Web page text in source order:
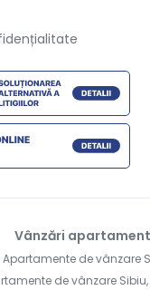
Vânzări
Apartamente de vânzare
de vânzare